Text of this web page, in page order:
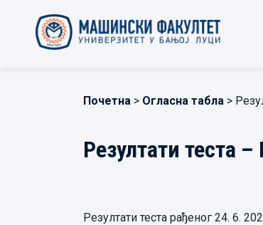
Почетна > Огласна табла >
Резултати теста
Резултати теста рађеног 24. 6.